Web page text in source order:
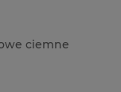
ciemne